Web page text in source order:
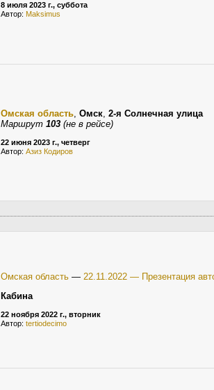
8 июля 2023 г., суббота
Автор: Maksimus
Омская область, Омск, 2-я Солнечная улица
Маршрут 103 (не в рейсе)
22 июня 2023 г., четверг
Автор: Азиз Кодиров
Омская область — 22.11.2022 — Презентация
Кабина
22 ноября 2022 г., вторник
Автор: tertiodecimo